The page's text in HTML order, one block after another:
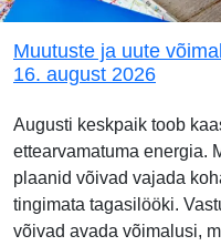
Muutuste ja uute
16. august 2026
Augusti keskpaik toob
ettearvamatuma energia.
plaanid võivad vajada
tingimata tagasilööki.
võivad avada võimalusi,